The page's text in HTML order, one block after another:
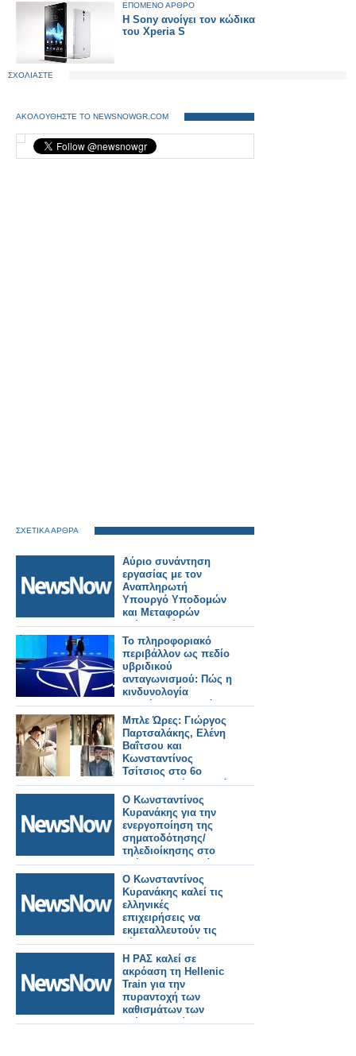
ΕΠΟΜΕΝΟ ΑΡΘΡΟ
Η Sony ανοίγει τον κώδικα
του Xperia S
ΣΧΟΛΙΑΣΤΕ
ΑΚΟΛΟΥΘΗΣΤΕ ΤΟ NEWSNOWGR.COM
ΣΧΕΤΙΚΑ ΑΡΘΡΑ
Αύριο συνάντηση
εργασίας με τον
Αναπληρωτή
Υπουργό Υποδομών
και Μεταφορών
Γιώργο Κώτσηρα θα
έχει ο Κωνσταντίνος
Γκιουλέκας.
Το πληροφοριακό
περιβάλλον ως πεδίο
υβριδικού
ανταγωνισμού: Πώς η
κινδυνολογία
επηρέασε τη δημόσια
συζήτηση για τη
Σύνοδο του ΝΑΤΟ
-Γράφει ο Δρ.
Κωνσταντίνος Π.
Μπαλωμένος
Μπλε Ώρες: Γιώργος
Παρτσαλάκης, Ελένη
Βαΐτσου και
Κωνσταντίνος
Τσίτσιος στο 6ο
teaser της νέας σειράς
Ο Κωνσταντίνος
Κυρανάκης για την
ενεργοποίηση της
σηματοδότησης/
τηλεδιοίκησης στο
τμήμα Θεσσαλονίκη –
Ειδομένη.
Ο Κωνσταντίνος
Κυρανάκης καλεί τις
ελληνικές
επιχειρήσεις να
εκμεταλλευτούν τις
νέες προοπτικές και
να
δραστηριοποιηθούν
στην κατασκευή
τροχαίου υλικού στη
χώρα.
Η ΡΑΣ καλεί σε
ακρόαση τη Hellenic
Train για την
πυραντοχή των
καθισμάτων των
τρένων- Τι είπε ο